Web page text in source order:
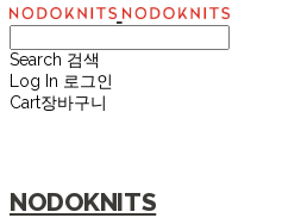
Search 검색
Log In 로그인
Cart장바구니
NODOKNITS